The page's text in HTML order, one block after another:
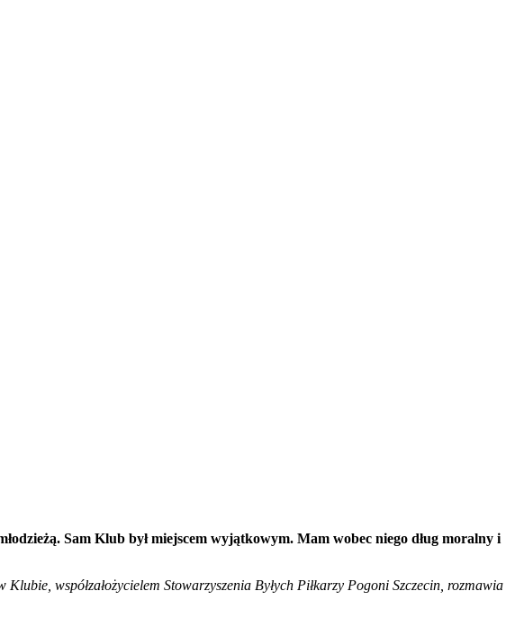
Sam Klub był miejscem wyjątkowym. Mam wobec niego dług moralny i
współzałożycielem Stowarzyszenia Byłych Piłkarzy Pogoni Szczecin, rozmawia